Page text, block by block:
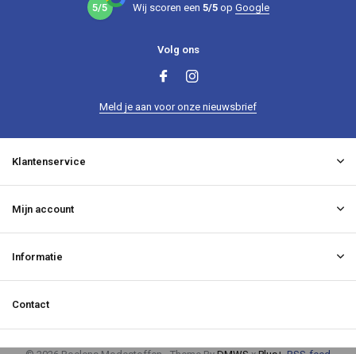
5/5 Wij scoren een 5/5op Google
Volg ons
Meld je aan voor onze nieuwsbrief
Klantenservice
Mijn account
Informatie
Contact